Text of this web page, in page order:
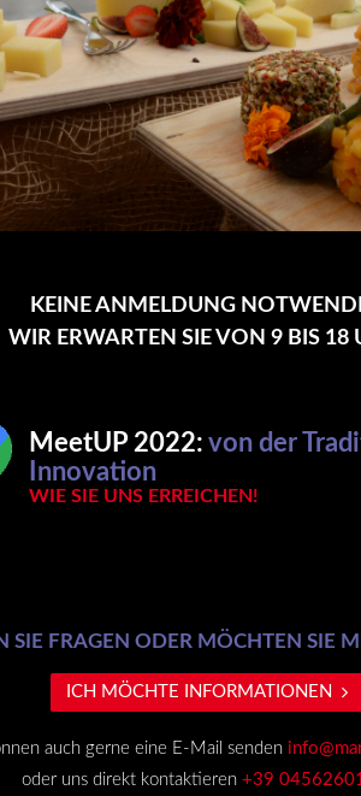
KEINE ANMELDUNG
WIR ERWARTEN SIE VON 9 BIS 18
MeetUP 2022: von der
Innovation
WIE SIE UNS ERREICHEN!
SIE FRAGEN ODER MÖCHTEN SIE
ICH MÖCHTE INFORMATIONEN
auch gerne eine E-Mail senden
oder uns direkt kontaktieren +39